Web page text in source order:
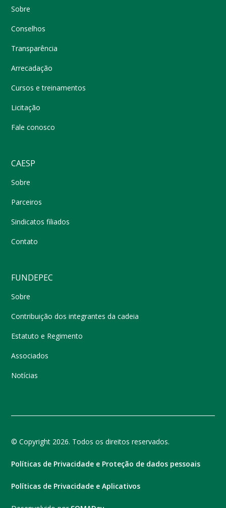
Sobre
Conselhos
Transparência
Arrecadação
Cursos e treinamentos
Licitação
Fale conosco
CAESP
Sobre
Parceiros
Sindicatos filiados
Contato
FUNDEPEC
Sobre
Contribuição dos integrantes da cadeia
Estatuto e Regimento
Associados
Notícias
© Copyright 2026. Todos os direitos reservados.
Políticas de Privacidade e Proteção de dados pessoais
Políticas de Privacidade e Aplicativos